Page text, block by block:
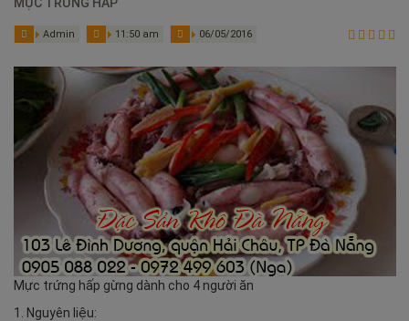
Admin 11:50 am 06/05/2016
Mực trứng hấp gừng dành cho 4 người ăn
1. Nguyên liệu: